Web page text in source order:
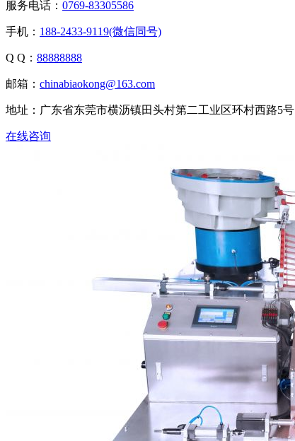
服务电话： 0769-83305586
手机： 188-2433-9119(微信同号)
Q Q： 88888888
邮箱： chinabiaokong@163.com
地址：广东省东莞市横沥镇田头村第二工业区环村西路5号
在线咨询